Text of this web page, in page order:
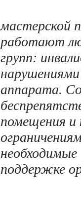
мастерской
работают
групп:
аппарата.
помещения и
поддержке